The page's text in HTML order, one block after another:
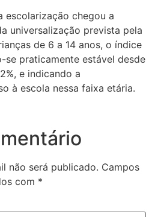
escolarização chegou a
universalização prevista pela
de 6 a 14 anos, o índice
se praticamente estável desde
e indicando a
à escola nessa faixa etária.
não será publicado. Campos
com *